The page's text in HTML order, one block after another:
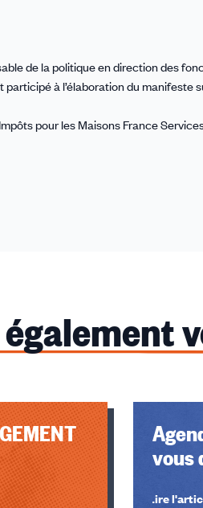
de la politique en direction des
à l’élaboration du manifeste
pour les Maisons France
vous
Lire